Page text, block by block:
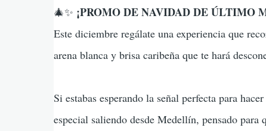
🎄✨ ¡PROMO DE NAVIDAD DE ÚLTIMO
Este diciembre regálate una experiencia que
arena blanca y brisa caribeña que te hará
Si estabas esperando la señal perfecta para
especial saliendo desde Medellín, pensado